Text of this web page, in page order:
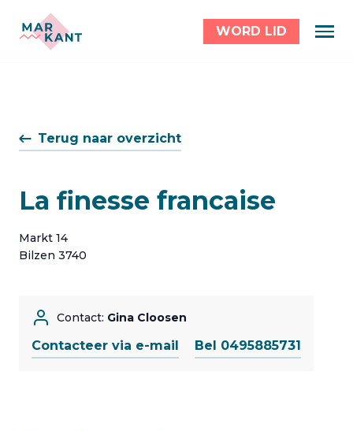
WORD LID
Terug naar overzicht
La finesse francaise
Markt 14
Bilzen 3740
Contact: Gina Cloosen
Contacteer via e-mail Bel 0495885731